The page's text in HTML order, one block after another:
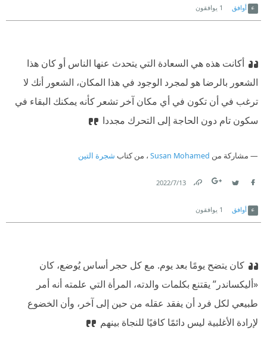
أوافق 1 يوافقون
أكانت هذه هي السعادة التي يتحدث عنها الناس أو كان هذا
الشعور بالرضا هو لمجرد الوجود في هذا المكان، الشعور أنك لا
ترغب في أن تكون في أي مكان آخر تشعر كأنه يمكنك البقاء في
سكون تام دون الحاجة إلى التحرك مجددا
مشاركة من Susan Mohamed ، من كتاب شجرة التين
13‏/7‏/2022
أوافق 1 يوافقون
كان يتضح يومًا بعد يوم. مع كل حجر أساس يُوضع، كان
«أليكساندر” يقتنع بكلمات والدته، المرأة التي علمته أنه أمر
طبيعي لكل فرد أن يفقد عقله من حين إلى آخر، وأن الخضوع
لإرادة الأغلبية ليس دائمًا كافيًا للنجاة بينهم